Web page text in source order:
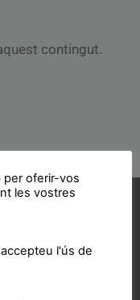
contingut.
per oferir-vos
les vostres
accepteu l'ús de